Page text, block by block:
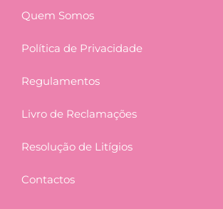
Quem Somos
Política de Privacidade
Regulamentos
Livro de Reclamações
Resolução de Litígios
Contactos